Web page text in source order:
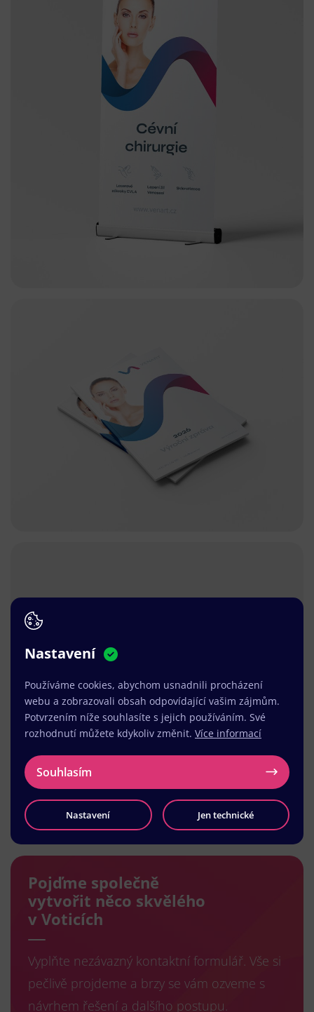
Načíst další
Pojďme společně
vytvořit něco skvělého
v Voticích
Vyplňte nezávazný kontaktní formulář. Vše si
pečlivě projdeme a brzy se vám ozveme s
návrhem řešení a dalšího postupu.
Nastavení
Používáme cookies, abychom usnadnili procházení
webu a zobrazovali obsah odpovídající vašim zájmům.
Potvrzením níže souhlasíte s jejich používáním. Své
rozhodnutí můžete kdykoliv změnit. Více informací
Souhlasím
Nastavení Jen technické